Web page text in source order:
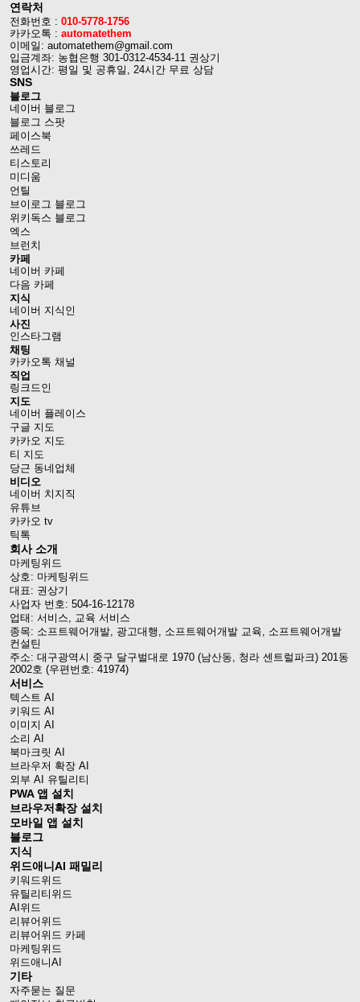
연락처
전화번호 : 010-5778-1756
카카오톡 : automatethem
이메일: automatethem@gmail.com
입금계좌: 농협은행 301-0312-4534-11 권상기
영업시간: 평일 및 공휴일, 24시간 무료 상담
SNS
블로그
네이버 블로그
블로그 스팟
페이스북
쓰레드
티스토리
미디움
언틸
브이로그 블로그
위키독스 블로그
엑스
브런치
카페
네이버 카페
다음 카페
지식
네이버 지식인
사진
인스타그램
채팅
카카오톡 채널
직업
링크드인
지도
네이버 플레이스
구글 지도
카카오 지도
티 지도
당근 동네업체
비디오
네이버 치지직
유튜브
카카오 tv
틱톡
회사 소개
마케팅위드
상호: 마케팅위드
대표: 권상기
사업자 번호: 504-16-12178
업태: 서비스, 교육 서비스
종목: 소프트웨어개발, 광고대행, 소프트웨어개발 교육, 소프트웨어개발
컨설틴
주소: 대구광역시 중구 달구벌대로 1970 (남산동, 청라 센트럴파크) 201동
2002호 (우편번호: 41974)
서비스
텍스트 AI
키워드 AI
이미지 AI
소리 AI
북마크릿 AI
브라우저 확장 AI
외부 AI 유틸리티
PWA 앱 설치
브라우저확장 설치
모바일 앱 설치
블로그
지식
위드애니AI 패밀리
키워드위드
유틸리티위드
AI위드
리뷰어위드
리뷰어위드 카페
마케팅위드
위드애니AI
기타
자주묻는 질문